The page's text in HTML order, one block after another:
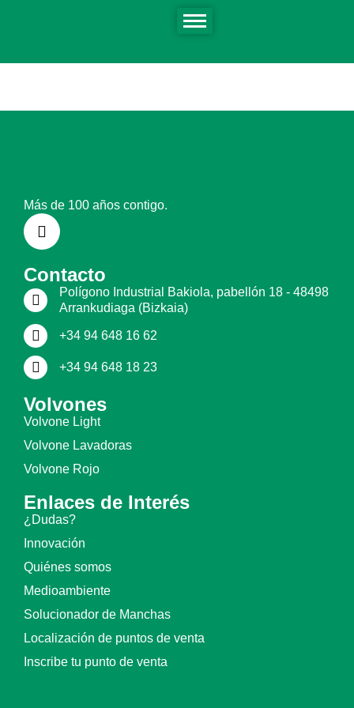
Actualmente no hay publicaciones bajo esta taxonomía.
Más de 100 años contigo.
Contacto
Polígono Industrial Bakiola, pabellón 18 - 48498
Arrankudiaga (Bizkaia)
+34 94 648 16 62
+34 94 648 18 23
Volvones
Volvone Light
Volvone Lavadoras
Volvone Rojo
Enlaces de Interés
¿Dudas?
Innovación
Quiénes somos
Medioambiente
Solucionador de Manchas
Localización de puntos de venta
Inscribe tu punto de venta